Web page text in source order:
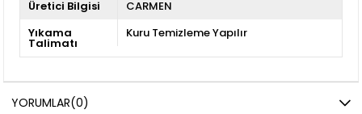
Üretici Bilgisi
CARMEN
Yıkama
Talimatı
Kuru Temizleme Yapılır
YORUMLAR(0)